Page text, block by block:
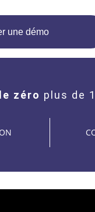
une démo
zéro plus de